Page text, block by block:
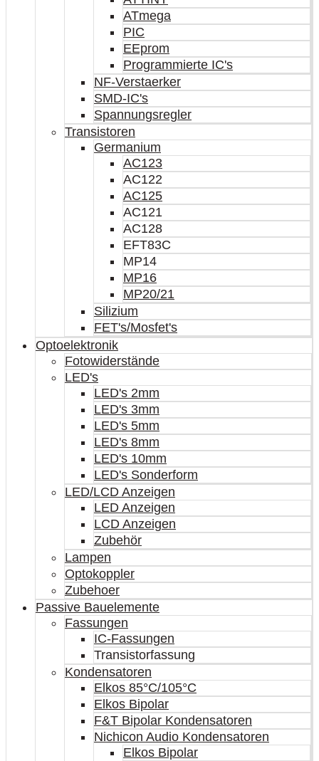
ATmega
PIC
EEprom
Programmierte IC's
NF-Verstaerker
SMD-IC's
Spannungsregler
Transistoren
Germanium
AC123
AC122
AC125
AC121
AC128
EFT83C
MP14
MP16
MP20/21
Silizium
FET's/Mosfet's
Optoelektronik
Fotowiderstände
LED's
LED's 2mm
LED's 3mm
LED's 5mm
LED's 8mm
LED's 10mm
LED's Sonderform
LED/LCD Anzeigen
LED Anzeigen
LCD Anzeigen
Zubehör
Lampen
Optokoppler
Zubehoer
Passive Bauelemente
Fassungen
IC-Fassungen
Transistorfassung
Kondensatoren
Elkos 85°C/105°C
Elkos Bipolar
F&T Bipolar Kondensatoren
Nichicon Audio Kondensatoren
Elkos Bipolar